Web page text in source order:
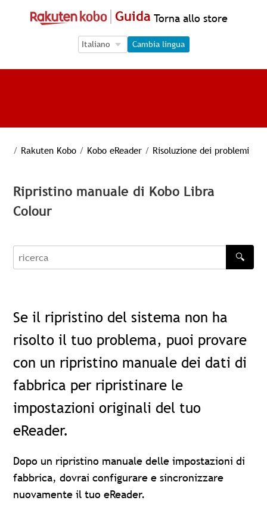
Guida Torna allo store
Language Selection
Language Selection
Cambia lingua
/ Rakuten Kobo / Kobo eReader / Risoluzione dei problemi
Ripristino manuale di Kobo Libra
Colour
recherche
🔍
Se il ripristino del sistema non ha
risolto il tuo problema, puoi provare
con un ripristino manuale dei dati di
fabbrica per ripristinare le
impostazioni originali del tuo
eReader.
Dopo un ripristino manuale delle impostazioni di
fabbrica, dovrai configurare e sincronizzare
nuovamente il tuo eReader.